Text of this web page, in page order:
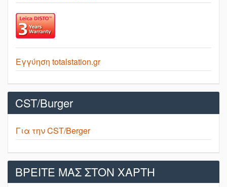
Εγγύηση totalstation.gr
CST/Burger
Για την CST/Berger
ΒΡΕΙΤΕ ΜΑΣ ΣΤΟΝ ΧΑΡΤΗ